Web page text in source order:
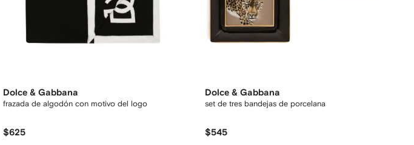
Dolce & Gabbana
frazada de algodón con motivo del logo
$625
Dolce & Gabbana
set de tres bandejas de porcelana
$545